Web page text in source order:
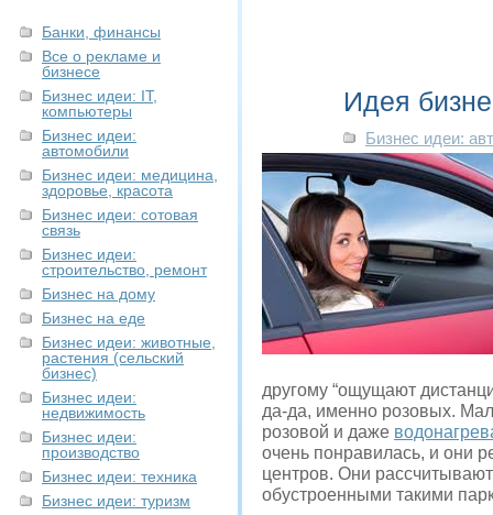
Банки, финансы
Все о рекламе и
бизнесе
Бизнес идеи: IT,
компьютеры
Бизнес идеи:
автомобили
Бизнес идеи: медицина,
здоровье, красота
Бизнес идеи: сотовая
связь
Бизнес идеи:
строительство, ремонт
Бизнес на дому
Бизнес на еде
Бизнес идеи: животные,
растения (сельский
бизнес)
Бизнес идеи:
недвижимость
Бизнес идеи:
производство
Бизнес идеи: техника
Бизнес идеи: туризм
Идея
Бизнес идеи:
другому “ощущают
да-да, именно розовых.
розовой и даже
очень понравилась, и они
центров. Они
обустроенными такими